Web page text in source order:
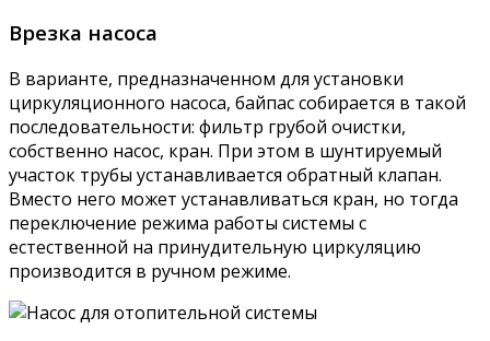
Врезка насоса
В варианте, предназначенном для установки
циркуляционного насоса, байпас собирается в такой
последовательности: фильтр грубой очистки,
собственно насос, кран. При этом в шунтируемый
участок трубы устанавливается обратный клапан.
Вместо него может устанавливаться кран, но тогда
переключение режима работы системы с
естественной на принудительную циркуляцию
производится в ручном режиме.